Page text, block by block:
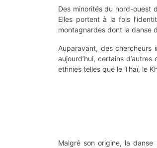
Des minorités du nord-ouest
Elles portent à la fois
montagnardes dont la danse
Auparavant, des chercheurs
aujourd’hui, certains
ethnies telles que le Thaï, le
Malgré son origine, la